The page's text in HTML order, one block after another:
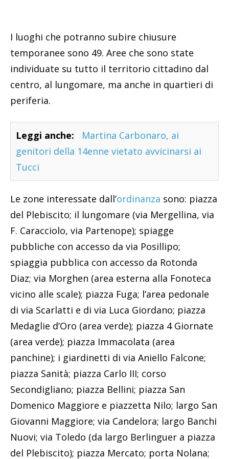
I luoghi che potranno subire chiusure
temporanee sono 49. Aree che sono state
individuate su tutto il territorio cittadino dal
centro, al lungomare, ma anche in quartieri di
periferia.
Leggi anche:
Martina Carbonaro, ai
genitori della 14enne vietato avvicinarsi ai
Tucci
Le zone interessate dall’ordinanza sono: piazza
del Plebiscito; il lungomare (via Mergellina, via
F. Caracciolo, via Partenope); spiagge
pubbliche con accesso da via Posillipo;
spiaggia pubblica con accesso da Rotonda
Diaz; via Morghen (area esterna alla Fonoteca
vicino alle scale); piazza Fuga; l’area pedonale
di via Scarlatti e di via Luca Giordano; piazza
Medaglie d’Oro (area verde); piazza 4 Giornate
(area verde); piazza Immacolata (area
panchine); i giardinetti di via Aniello Falcone;
piazza Sanità; piazza Carlo III; corso
Secondigliano; piazza Bellini; piazza San
Domenico Maggiore e piazzetta Nilo; largo San
Giovanni Maggiore; via Candelora; largo Banchi
Nuovi; via Toledo (da largo Berlinguer a piazza
del Plebiscito); piazza Mercato; porta Nolana;